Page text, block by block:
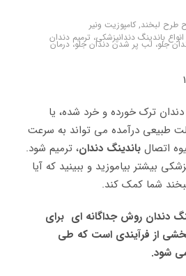
طرح لبخند, کامپوزیت ونیر
باندینگ دندانپزشکی، ترمیم دندان
جلو، لب پر شدن دندان جلو، درمان
ترک خورده و خرد شده، یا
طبیعی درآمده می تواند به سرعت
اتصال باندینگ دندان، ترمیم شود.
بیشتر بیاموزید و ببینید که آیا
شما کمک کند.
دندان روش جداگانه ای برای
از فرآیندی است که طی
شود.